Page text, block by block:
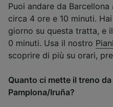
Puoi andare da
circa 4 ore e 10 minuti.
giorno su questa tratta, e
0 minuti. Usa il nostro
scoprire di più su orari,
Quanto ci mette il treno
Pamplona/Iruña?